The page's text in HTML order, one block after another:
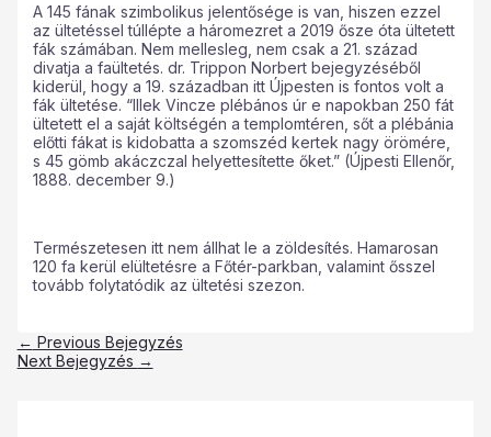
A 145 fának szimbolikus jelentősége is van, hiszen ezzel
az ültetéssel túllépte a háromezret a 2019 ősze óta ültetett
fák számában. Nem mellesleg, nem csak a 21. század
divatja a faültetés. dr. Trippon Norbert bejegyzéséből
kiderül, hogy a 19. században itt Újpesten is fontos volt a
fák ültetése. “Illek Vincze plébános úr e napokban 250 fát
ültetett el a saját költségén a templomtéren, sőt a plébánia
előtti fákat is kidobatta a szomszéd kertek nagy örömére,
s 45 gömb akáczczal helyettesítette őket.” (Újpesti Ellenőr,
1888. december 9.)
Természetesen itt nem állhat le a zöldesítés. Hamarosan
120 fa kerül elültetésre a Főtér-parkban, valamint ősszel
tovább folytatódik az ültetési szezon.
← Previous Bejegyzés
Next Bejegyzés →